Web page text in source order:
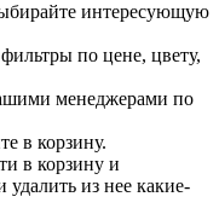
интересующую
по цене, цвету,
менеджерами по
в корзину.
в корзину и
удалить из нее какие-